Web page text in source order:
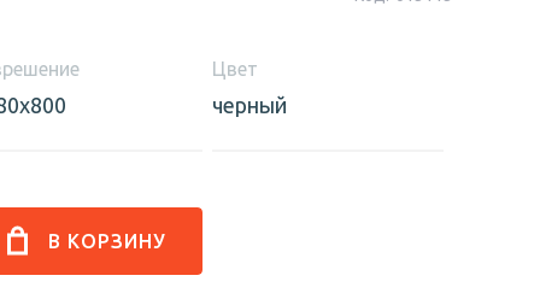
Цвет
черный